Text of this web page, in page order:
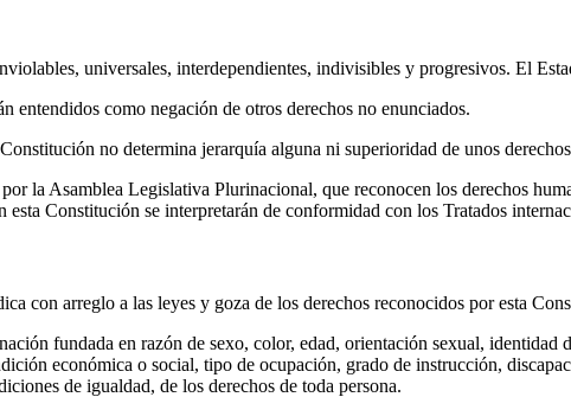
universales, interdependientes, indivisibles y progresivos. El
entendidos como negación de otros derechos no enunciados.
no determina jerarquía alguna ni superioridad de unos
la Asamblea Legislativa Plurinacional, que reconocen los derechos
esta Constitución se interpretarán de conformidad con los Tratados
con arreglo a las leyes y goza de los derechos reconocidos por esta
fundada en razón de sexo, color, edad, orientación sexual,
económica o social, tipo de ocupación, grado de instrucción,
de igualdad, de los derechos de toda persona.